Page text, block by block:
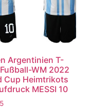
Argentinien T-
WM 2022
Cup Heimtrikots
MESSI 10